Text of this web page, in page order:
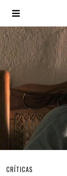
CRÍTICAS